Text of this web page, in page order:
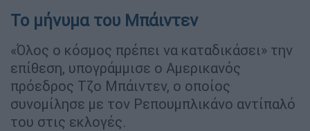
Το μήνυμα του Μπάιντεν
«Όλος ο κόσμος πρέπει να καταδικάσει» την
επίθεση, υπογράμμισε ο Αμερικανός
πρόεδρος Τζο Μπάιντεν, ο οποίος
συνομίλησε με τον Ρεπουμπλικάνο αντίπαλό
του στις εκλογές.